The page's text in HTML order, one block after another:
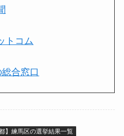
トコム
合窓口
都】練馬区の選挙結果一覧